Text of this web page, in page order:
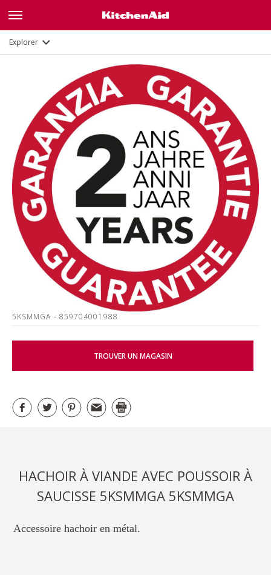
Explorer Description
5KSMMGA - 859704001988
TROUVER UN MAGASIN
HACHOIR À VIANDE AVEC POUSSOIR À
SAUCISSE 5KSMMGA 5KSMMGA
Accessoire hachoir en métal.